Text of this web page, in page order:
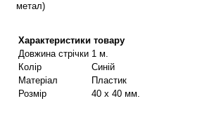
метал)
Характеристики товару
Довжина стрічки 1 м.
Колір
Синій
Матеріал
Пластик
Розмір
40 х 40 мм.